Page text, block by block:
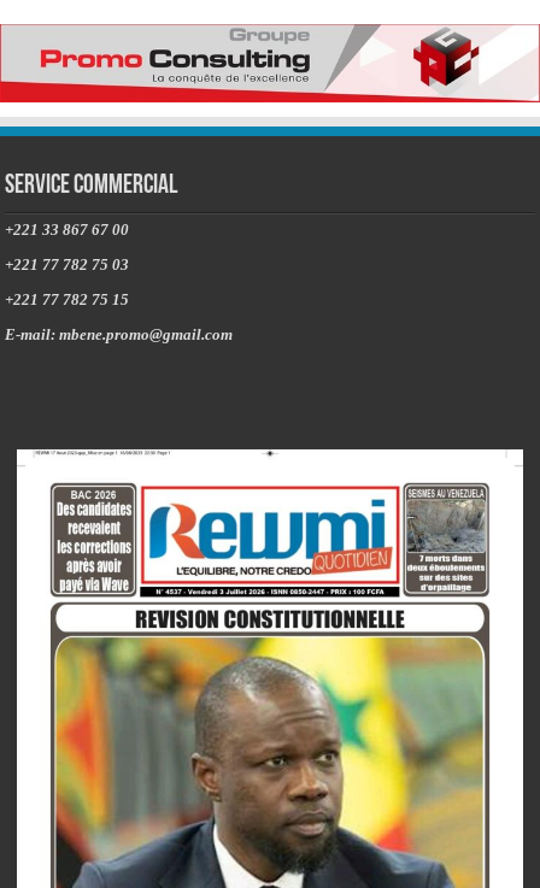
Service commercial
+221 33 867 67 00
+221 77 782 75 03
+221 77 782 75 15
E-mail: mbene.promo@gmail.com